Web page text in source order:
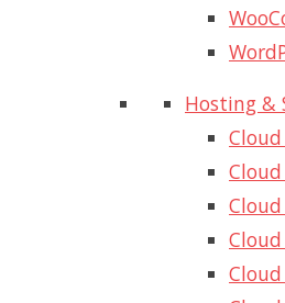
Hosting &